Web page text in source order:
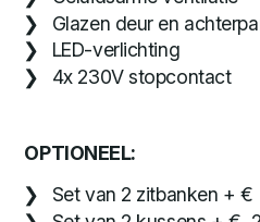
Glazen deur en
LED-verlichting
4x 230V stopcontact
OPTIONEEL:
Set van 2 zitbanken +